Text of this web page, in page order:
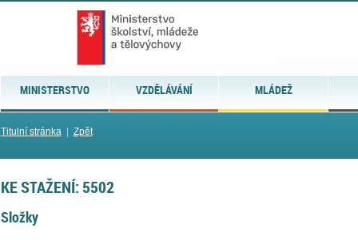
MINISTERSTVO VZDĚLÁVÁNÍ MLÁDEŽ
Titulní stránka| Zpět
KE STAŽENÍ: 5502
Složky